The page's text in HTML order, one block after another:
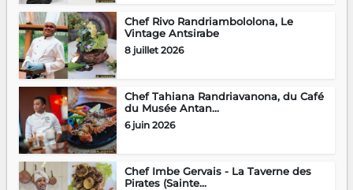
Chef Rivo Randriambololona, Le
Vintage Antsirabe
8 juillet 2026
Chef Tahiana Randriavanona, du Café
du Musée Antan...
6 juin 2026
Chef Imbe Gervais - La Taverne des
Pirates (Sainte...